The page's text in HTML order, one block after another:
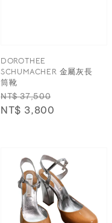
DOROTHEE
SCHUMACHER 金屬灰長
筒靴
Regular
price
NT$ 37,500
NT$ 3,800